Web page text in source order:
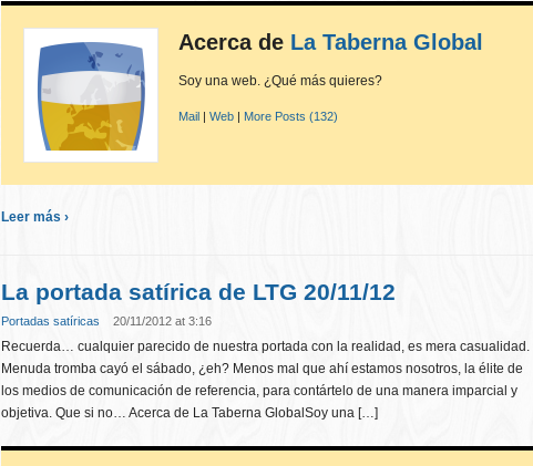
Acerca de La Taberna Global
Soy una web. ¿Qué más quieres?
Mail | Web | More Posts (132)
Leer más ›
La portada satírica de LTG 20/11/12
Portadas satíricas 20/11/2012 at 3:16
Recuerda… cualquier parecido de nuestra portada con la realidad, es mera casualidad.
Menuda tromba cayó el sábado, ¿eh? Menos mal que ahí estamos nosotros, la élite de
los medios de comunicación de referencia, para contártelo de una manera imparcial y
objetiva. Que si no… Acerca de La Taberna GlobalSoy una […]